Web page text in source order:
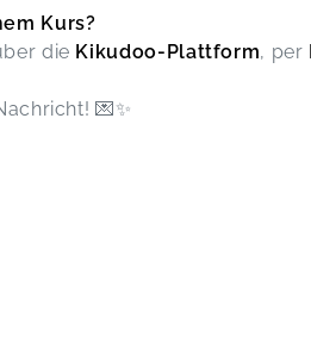
Kurs?
die Kikudoo-Plattform, per
💌✨